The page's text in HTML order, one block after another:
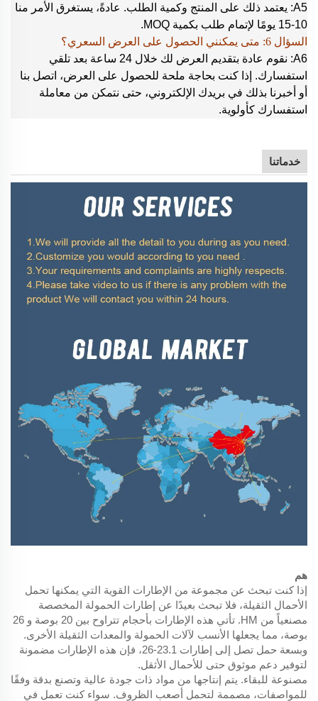
A5: يعتمد ذلك على المنتج وكمية الطلب. عادةً، يستغرق الأمر منا
10-15 يومًا لإتمام طلب بكمية MOQ.
السؤال 6: متى يمكنني الحصول على العرض السعري؟
A6: نقوم عادة بتقديم العرض لك خلال 24 ساعة بعد تلقي
استفسارك. إذا كنت بحاجة ملحة للحصول على العرض، اتصل بنا
أو أخبرنا بذلك في بريدك الإلكتروني، حتى نتمكن من معاملة
استفسارك كأولوية.
خدماتنا
هم
إذا كنت تبحث عن مجموعة من الإطارات القوية التي يمكنها تحمل
الأحمال الثقيلة، فلا تبحث بعيدًا عن إطارات الحمولة المخصصة
مصنعياً من HM. تأتي هذه الإطارات بأحجام تتراوح بين 20 بوصة و 26
بوصة، مما يجعلها الأنسب لآلات الحمولة والمعدات الثقيلة الأخرى.
وبسعة حمل تصل إلى إطارات 23.1-26، فإن هذه الإطارات مضمونة
لتوفير دعم موثوق حتى للأحمال الأثقل.
مصنوعة للبقاء. يتم إنتاجها من مواد ذات جودة عالية وتصنع بدقة وفقًا
للمواصفات، مصممة لتحمل أصعب الظروف. سواء كنت تعمل في